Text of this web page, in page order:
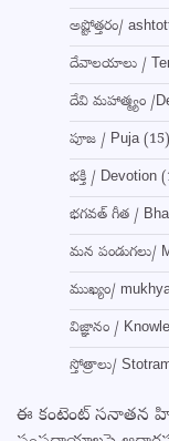
అష్టోత్తరం/
దేవాలయాలు /
దేవి మహాత్మ్యం /
పూజ / Puja(15)
భక్తి / Devotion
భగవత్ గీత /
మన పండుగలు/
ముఖ్యం/
విజ్ఞానం /
స్తోత్రాలు/
ఈ కంటెంట్ సనాతన